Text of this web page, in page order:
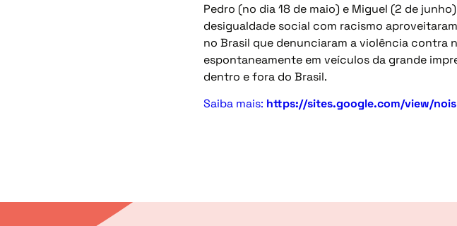
Pedro (no dia 18 de maio) e Miguel (2 de
desigualdade social com racismo
no Brasil que denunciaram a violência contra
espontaneamente em veículos da grande
dentro e fora do Brasil.
Saiba mais: https://sites.google.com/view/